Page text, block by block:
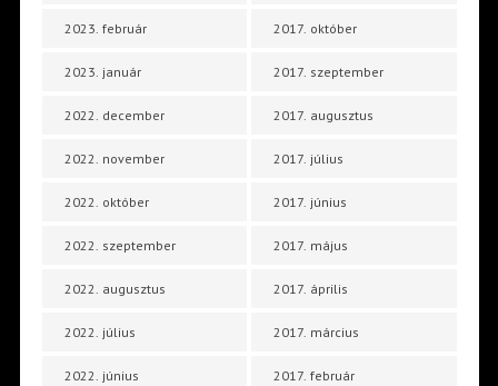
2023. február
2023. január
2022. december
2022. november
2022. október
2022. szeptember
2022. augusztus
2022. július
2022. június
2017. október
2017. szeptember
2017. augusztus
2017. július
2017. június
2017. május
2017. április
2017. március
2017. február